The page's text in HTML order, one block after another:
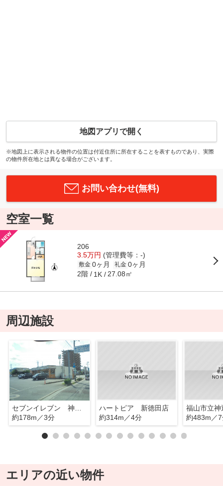
地図アプリで開く
※地図上に表示される物件の位置は付近住所に所在することを表すものであり、実際
の物件所在地とは異なる場合がございます。
お問い合わせ(無料)
空室一覧
206
3.5万円 (管理費等：-)
敷金 0ヶ月 礼金 0ヶ月
2階 1K 27.08㎡
周辺施設
約178m／3分
ハートピア 新徳田店
約314m／4分
福山市立神
約483m／
エリアの近い物件